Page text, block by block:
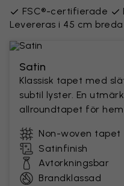
FSC®-certifierade
Levereras i 45 cm
Satin
Klassisk tapet med
subtil lyster. En
allroundtapet för
Non-woven tapet
Satinfinish
Avtorkningsbar
Brandklassad